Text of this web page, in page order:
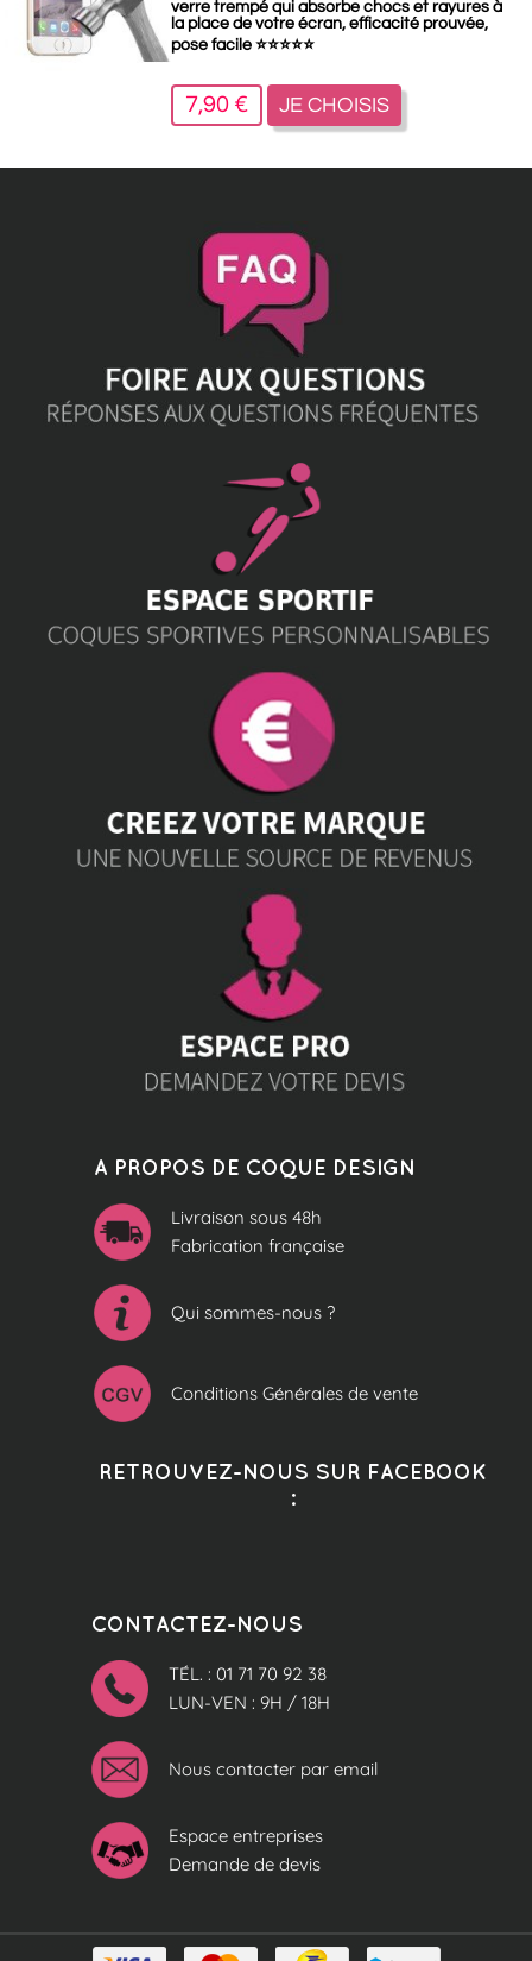
verre trempé qui absorbe chocs et rayures à
la place de votre écran, efficacité prouvée,
pose facile ⭐⭐⭐⭐⭐
7,90 € JE CHOISIS
A PROPOS DE COQUE DESIGN
Livraison sous 48h
Fabrication française
Qui sommes-nous ?
Conditions Générales de vente
RETROUVEZ-NOUS SUR FACEBOOK
:
CONTACTEZ-NOUS
TÉL. : 01 71 70 92 38
LUN-VEN : 9H / 18H
Nous contacter par email
Espace entreprises
Demande de devis